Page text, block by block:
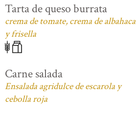
Tarta de queso burrata
crema de tomate, crema de albahaca
y frisella
Carne salada
Ensalada agridulce de escarola y
cebolla roja